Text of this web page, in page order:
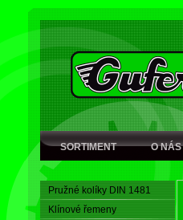
SORTIMENT O NÁS
Pružné kolíky DIN 1481
Klínové řemeny